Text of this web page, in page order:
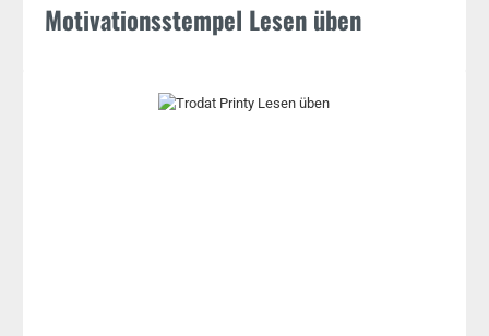
Motivationsstempel Lesen üben
Bildergalerie überspringen